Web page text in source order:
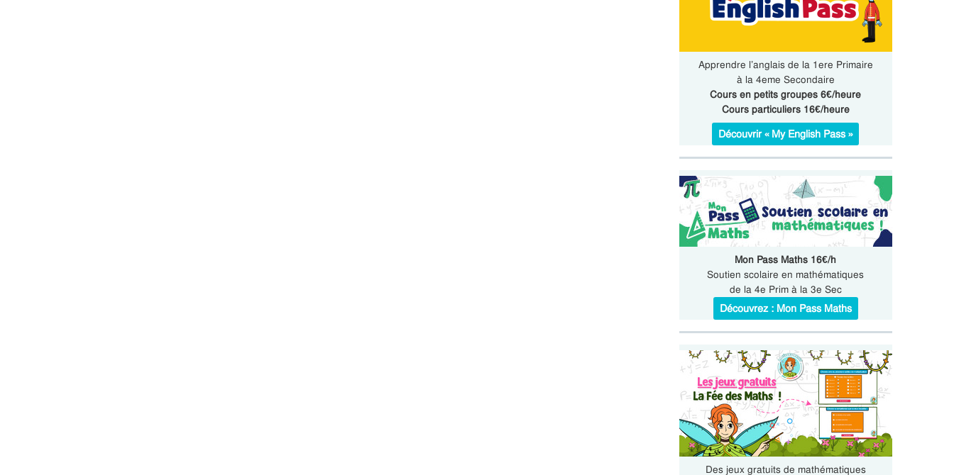
Apprendre l’anglais de la 1ere Primaire
à la 4eme Secondaire
Cours en petits groupes 6€/heure
Cours particuliers 16€/heure
Découvrir « My English Pass »
Mon Pass Maths 16€/h
Soutien scolaire en mathématiques
de la 4e Prim à la 3e Sec
Découvrez : Mon Pass Maths
Des jeux gratuits de mathématiques